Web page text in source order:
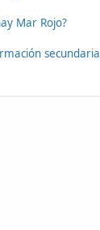
Mar Rojo?
secundaria